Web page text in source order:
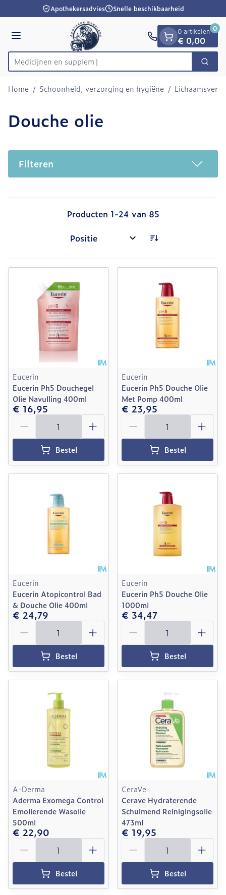
Ga naar de inhoudApothekersadvies Snelle beschikbaarheid
Menu
Product, merk, categorie...
M Zoek
0 artikelen
€ 0,00
0
Home / Schoonheid, verzorging en hygiëne /
Douche olie
Filteren
Producten 1-24 van 85
Sorteer op:
Eucerin
Eucerin Ph5 Douchegel
Olie Navulling 400ml
€ 16,95
Aantal
Bestel
Eucerin
Eucerin Ph5 Douche Olie
Met Pomp 400ml
€ 23,95
Aantal
Bestel
Eucerin
Eucerin Atopicontrol Bad
& Douche Olie 400ml
€ 24,79
Aantal
Bestel
Eucerin
Eucerin Ph5 Douche Olie
1000ml
€ 34,47
Aantal
Bestel
A-Derma
Aderma Exomega Control
Emolierende Wasolie
500ml
€ 22,90
Aantal
Bestel
CeraVe
Cerave Hydraterende
Schuimend Reinigingsolie
473ml
€ 19,95
Aantal
Bestel